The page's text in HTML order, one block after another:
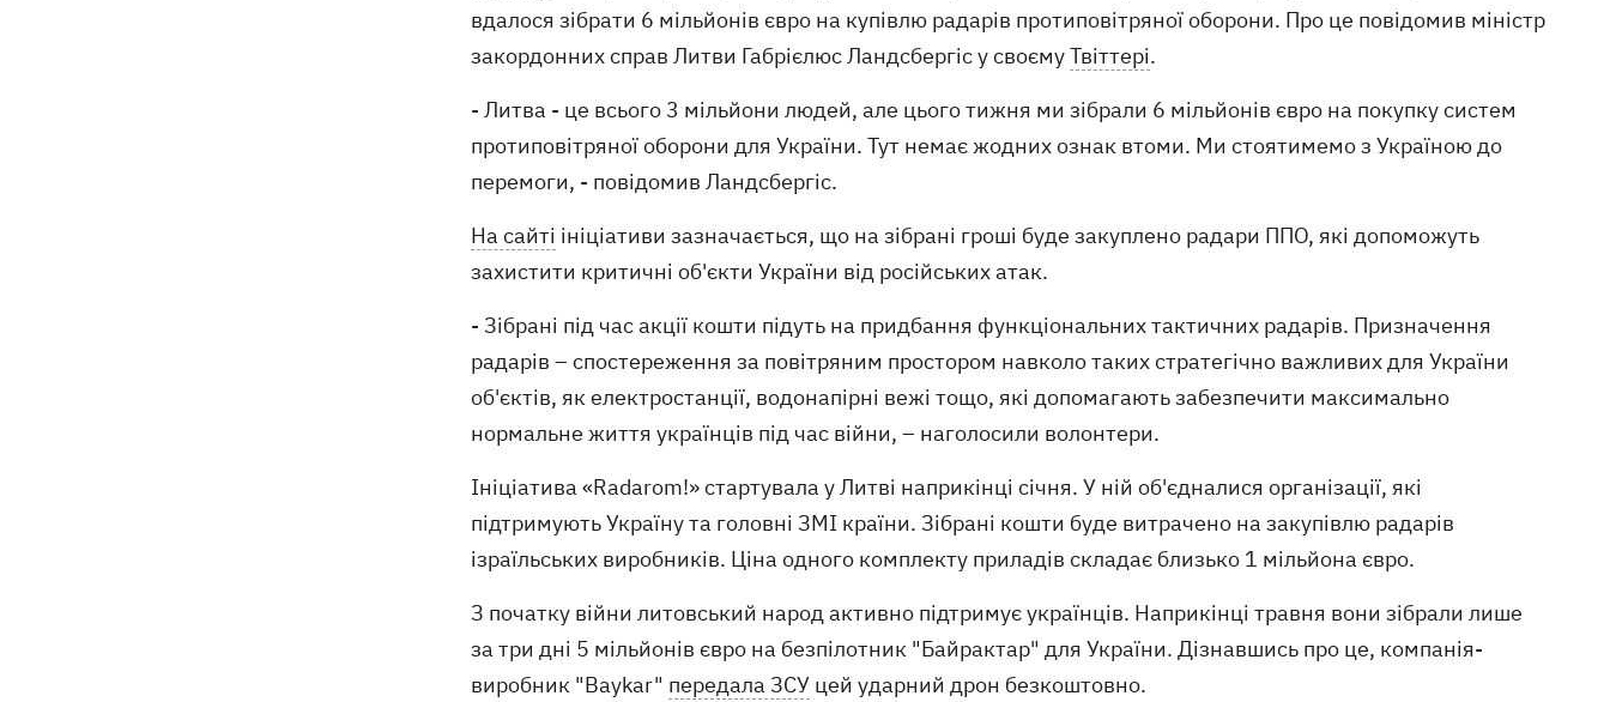
вдалося зібрати 6 мільйонів євро на купівлю радарів протиповітряної оборони. Про це повідомив міністр
закордонних справ Литви Габрієлюс Ландсбергіс у своємуТвіттері.
- Литва - це всього 3 мільйони людей, але цього тижня ми зібрали 6 мільйонів євро на покупку систем
протиповітряної оборони для України. Тут немає жодних ознак втоми. Ми стоятимемо з Україною до
перемоги, - повідомив Ландсбергіс.
На сайті ініціативи зазначається, що на зібрані гроші буде закуплено радари ППО, які допоможуть
захистити критичні об'єкти України від російських атак.
- Зібрані під час акції кошти підуть на придбання функціональних тактичних радарів. Призначення
радарів – спостереження за повітряним простором навколо таких стратегічно важливих для України
об'єктів, як електростанції, водонапірні вежі тощо, які допомагають забезпечити максимально
нормальне життя українців під час війни, – наголосили волонтери.
Ініціатива «Radarom!» стартувала у Литві наприкінці січня. У ній об'єдналися організації, які
підтримують Україну та головні ЗМІ країни. Зібрані кошти буде витрачено на закупівлю радарів
ізраїльських виробників. Ціна одного комплекту приладів складає близько 1 мільйона євро.
З початку війни литовський народ активно підтримує українців. Наприкінці травня вони зібрали лише
за три дні 5 мільйонів євро на безпілотник "Байрактар" для України. Дізнавшись про це, компанія-
виробник "Baykar" передала ЗСУ цей ударний дрон безкоштовно.